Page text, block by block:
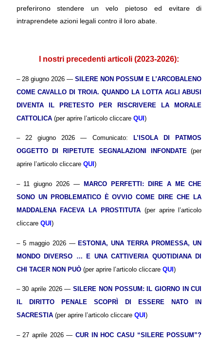
preferirono stendere un velo pietoso ed evitare di
intraprendete azioni legali contro il loro abate.
I nostri precedenti articoli (2023-2026):
– 28 giugno 2026 —SILERE NON POSSUM E L’ARCOBALENO
COME CAVALLO DI TROIA. QUANDO LA LOTTA AGLI ABUSI
DIVENTA IL PRETESTO PER RISCRIVERE LA MORALE
CATTOLICA (per aprire l’articolo cliccare QUI)
– 22 giugno 2026 — Comunicato:
L’ISOLA DI PATMOS
OGGETTO DI RIPETUTE SEGNALAZIONI INFONDATE(per
aprire l’articolo cliccare QUI )
– 11 giugno 2026 —
MARCO PERFETTI: DIRE A ME CHE
SONO UN PROBLEMATICO È OVVIO COME DIRE CHE LA
MADDALENA FACEVA LA PROSTITUTA (per aprire l’articolo
cliccare QUI )
– 5 maggio 2026 —ESTONIA, UNA TERRA PROMESSA, UN
MONDO DIVERSO … E UNA CATTIVERIA QUOTIDIANA DI
CHI TACER NON PUÒ(per aprire l’articolo cliccare QUI)
– 30 aprile 2026 —SILERE NON POSSUM: IL GIORNO IN CUI
IL DIRITTO PENALE SCOPRÌ DI ESSERE NATO IN
SACRESTIA (per aprire l’articolo cliccare QUI )
– 27 aprile 2026 — CUR IN HOC CASU “SILERE POSSUM”?